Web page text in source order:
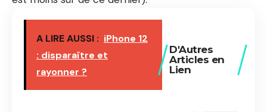
A LIRE AUSSI : iPhone 12
: disparaître et
rayonner ?
D'Autres
Articles en
Lien